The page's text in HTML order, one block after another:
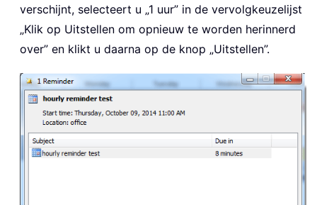
verschijnt, selecteert u „1 uur” in de vervolgkeuzelijst
„Klik op Uitstellen om opnieuw te worden herinnerd
over” en klikt u daarna op de knop „Uitstellen”.